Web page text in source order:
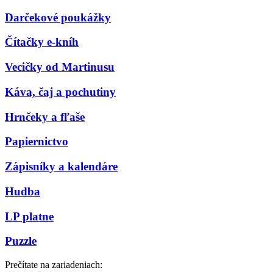
Darčekové poukážky
Čítačky e-kníh
Vecičky od Martinusu
Káva, čaj a pochutiny
Hrnčeky a fľaše
Papiernictvo
Zápisníky a kalendáre
Hudba
LP platne
Puzzle
Prečítate na zariadeniach: